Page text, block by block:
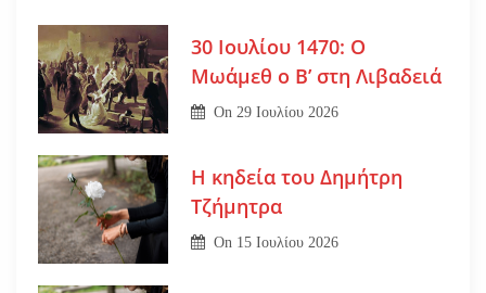
30 Ιουλίου 1470: Ο
Μωάμεθ ο Β’ στη Λιβαδειά
On29 Ιουλίου 2026
Η κηδεία του Δημήτρη
Τζήμητρα
On 15 Ιουλίου 2026